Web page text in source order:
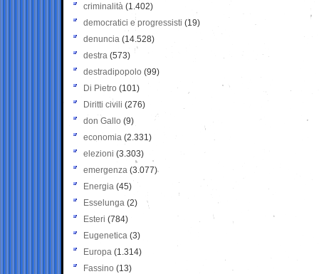
criminalità (1.402)
democratici e progressisti (19)
denuncia (14.528)
destra (573)
destradipopolo (99)
Di Pietro (101)
Diritti civili (276)
don Gallo (9)
economia (2.331)
elezioni (3.303)
emergenza (3.077)
Energia (45)
Esselunga (2)
Esteri (784)
Eugenetica (3)
Europa (1.314)
Fassino (13)